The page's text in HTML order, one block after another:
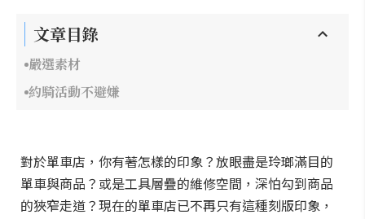
文章目錄
嚴選素材
約騎活動不避嫌
對於單車店，你有著怎樣的印象？放眼盡是玲瑯滿目的
單車與商品？或是工具層疊的維修空間，深怕勾到商品
的狹窄走道？現在的單車店已不再只有這種刻版印象，